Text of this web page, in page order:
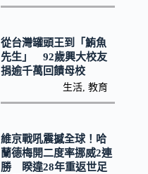
從台灣罐頭王到「鮪魚
先生」 92歲興大校友
捐逾千萬回饋母校
生活 ,教育
維京戰吼震撼全球！哈
蘭德梅開二度率挪威2連
勝 睽違28年重返世足